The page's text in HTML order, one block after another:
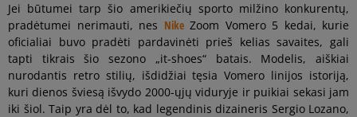
Jei būtumei tarp šio amerikiečių sporto milžino konkurentų,
pradėtumei nerimauti, nes NikeZoom Vomero 5 kedai, kurie
oficialiai buvo pradėti pardavinėti prieš kelias savaites, gali
tapti tikrais šio sezono „it-shoes“ batais. Modelis, aiškiai
nurodantis retro stilių, išdidžiai tęsia Vomero linijos istoriją,
kuri dienos šviesą išvydo 2000-ųjų viduryje ir puikiai sekasi jam
iki šiol. Taip yra dėl to, kad legendinis dizaineris Sergio Lozano,